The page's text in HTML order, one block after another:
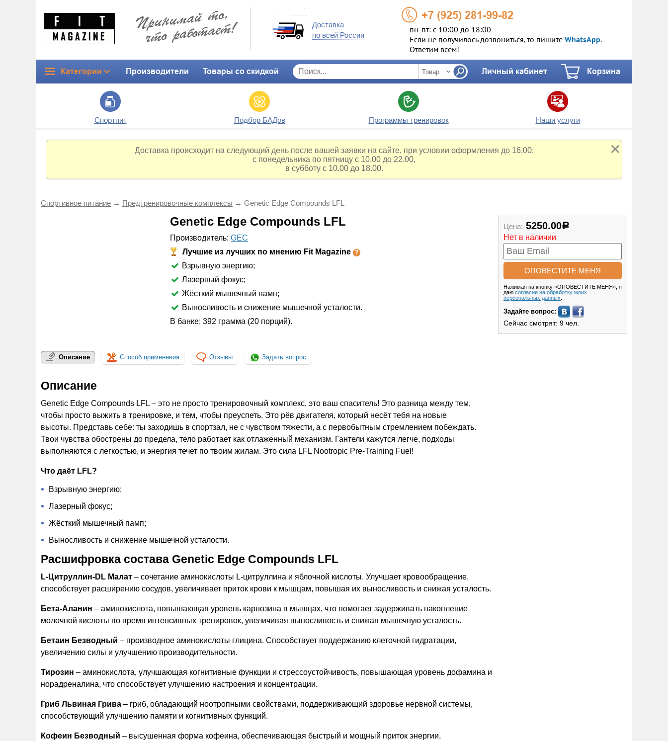
Доставка
по всей России
+7 (925) 281-99-82
пн-пт: с 10:00 до 18:00
Если не получилось дозвониться, то пишите WhatsApp.
Ответим всем!
Категории Производители Товары со скидкой Личный кабинет Корзина
Спортпит Подбор БАДов Программы тренировок Наши услуги
✕
Доставка происходит на следующий день после вашей заявки на сайте, при условии оформления до 16.00:
с понедельника по пятницу с 10.00 до 22.00,
в субботу с 10.00 до 18.00.
Спортивное питание → Предтренировоч­ные комплексы → Genetic Edge Compounds LFL
Цена: 5250.00Р
Нет в наличии
Нажимая на кнопку «ОПОВЕСТИТЕ МЕНЯ», я
даю согласие на обработку моих
персональных данных
Задайте вопрос:
Сейчас смотрят: 9 чел.
Genetic Edge Compounds LFL
Производитель: GEC
Лучшие из лучших по мнению Fit Magazine
Взрывную энергию;
Лазерный фокус;
Жёсткий мышечный памп;
Выносливость и снижение мышечной усталости.
В банке: 392 грамма (20 порций).
Описание Способ применения Отзывы Задать вопрос
Описание
Genetic Edge Compounds LFL – это не просто тренировочный комплекс, это ваш спаситель! Это разница между тем,
чтобы просто выжить в тренировке, и тем, чтобы преуспеть. Это рёв двигателя, который несёт тебя на новые
высоты. Представь себе: ты заходишь в спортзал, не с чувством тяжести, а с первобытным стремлением побеждать.
Твои чувства обострены до предела, тело работает как отлаженный механизм. Гантели кажутся легче, подходы
выполняются с легкостью, и энергия течет по твоим жилам. Это сила LFL Nootropic Pre-Training Fuel!
Что даёт LFL?
Взрывную энергию;
Лазерный фокус;
Жёсткий мышечный памп;
Выносливость и снижение мышечной усталости.
Расшифровка состава Genetic Edge Compounds LFL
L-Цитруллин-DL Малат – сочетание аминокислоты L-цитруллина и яблочной кислоты. Улучшает кровообращение,
способствует расширению сосудов, увеличивает приток крови к мышцам, повышая их выносливость и снижая усталость.
Бета-Аланин – аминокислота, повышающая уровень карнозина в мышцах, что помогает задерживать накопление
молочной кислоты во время интенсивных тренировок, увеличивая выносливость и снижая мышечную усталость.
Бетаин Безводный – производное аминокислоты глицина. Способствует поддержанию клеточной гидратации,
увеличению силы и улучшению производительности.
Тирозин – аминокислота, улучшающая когнитивные функции и стрессоустойчивость, повышающая уровень дофамина и
норадреналина, что способствует улучшению настроения и концентрации.
Гриб Львиная Грива – гриб, обладающий ноотропными свойствами, поддерживающий здоровье нервной системы,
способствующий улучшению памяти и когнитивных функций.
Кофеин Безводный – высушенная форма кофеина, обеспечивающая быстрый и мощный приток энергии,